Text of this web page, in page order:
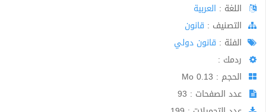
اللغة : العربية
اﻟﺘﺼﻨﻴﻒ : قانون
الفئة : قانون دولي
ردمك :
الحجم : 0.13 Mo
عدد الصفحات : 93